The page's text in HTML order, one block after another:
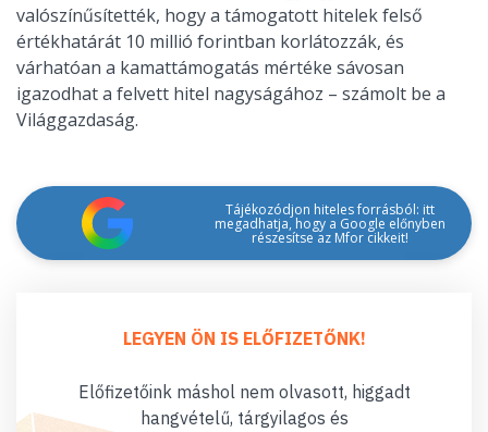
valószínűsítették, hogy a támogatott hitelek felső
értékhatárát 10 millió forintban korlátozzák, és
várhatóan a kamattámogatás mértéke sávosan
igazodhat a felvett hitel nagyságához – számolt be a
Világgazdaság.
Tájékozódjon hiteles forrásból: itt
megadhatja, hogy a Google előnyben
részesítse az Mfor cikkeit!
LEGYEN ÖN IS ELŐFIZETŐNK!
Előfizetőink máshol nem olvasott, higgadt
hangvételű, tárgyilagos és